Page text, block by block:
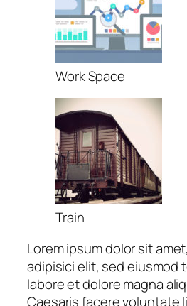
Work Space
Train
Lorem ipsum dolor sit
adipisici elit, sed eiusmod
labore et dolore magna
Caesaris facere voluntate